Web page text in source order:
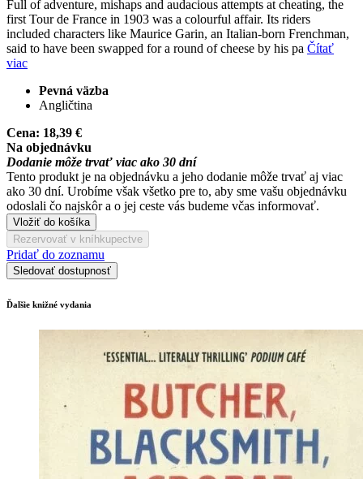
Full of adventure, mishaps and audacious attempts at cheating, the
first Tour de France in 1903 was a colourful affair. Its riders
included characters like Maurice Garin, an Italian-born Frenchman,
said to have been swapped for a round of cheese by his pa Čítať
viac
Pevná väzba
Angličtina
Cena: 18,39 €
Na objednávku
Dodanie môže trvať viac ako 30 dní
Tento produkt je na objednávku a jeho dodanie môže trvať aj viac
ako 30 dní. Urobíme však všetko pre to, aby sme vašu objednávku
odoslali čo najskôr a o jej ceste vás budeme včas informovať.
Vložiť do košíka
Rezervovať v kníhkupectve
Pridať do zoznamu
Sledovať dostupnosť
Ďalšie knižné vydania